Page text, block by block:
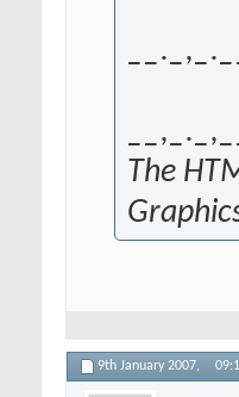
The
9th January 2007,